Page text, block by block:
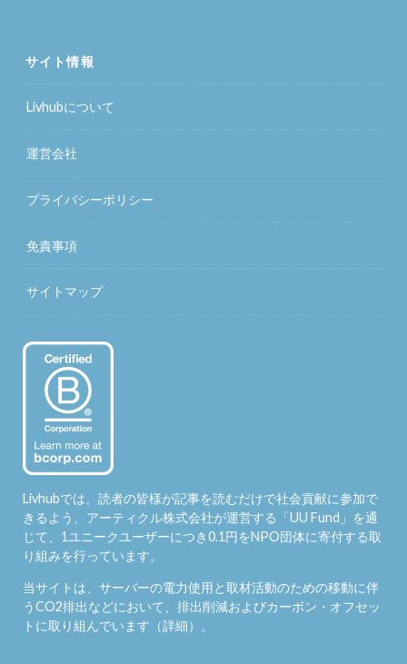
サイト情報
Livhubについて
運営会社
プライバシーポリシー
免責事項
サイトマップ
Livhubでは、読者の皆様が記事を読むだけで社会貢献に参加で
きるよう、アーティクル株式会社が運営する「UU Fund 」を通
じて、1ユニークユーザーにつき0.1円をNPO団体に寄付する取
り組みを行っています。
当サイトは、サーバーの電力使用と取材活動のための移動に伴
うCO2排出などにおいて、排出削減およびカーボン・オフセッ
トに取り組んでいます（詳細）。